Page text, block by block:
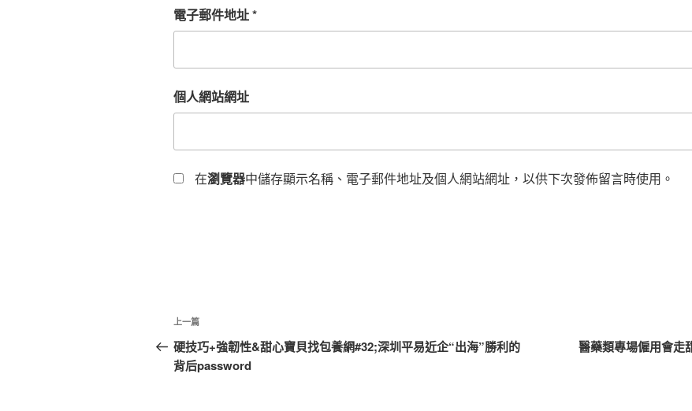
電子郵件地址*
個人網站網址
在瀏覽器中儲存顯示名稱、電子郵件地址及個人網站網址，以供下次發佈留言時使用。
文
章
導
上
一
篇
上一篇
硬技巧+強韌性&甜心寶貝找包養網#32;深圳平易近企“出海”勝利的
背后password
醫藥類專場僱用會走